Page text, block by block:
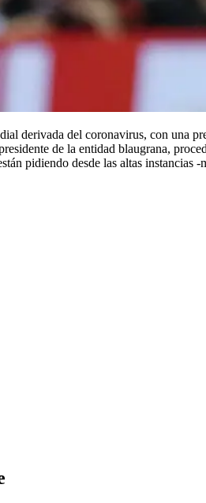
derivada del coronavirus, con una
de la entidad blaugrana,
pidiendo desde las altas